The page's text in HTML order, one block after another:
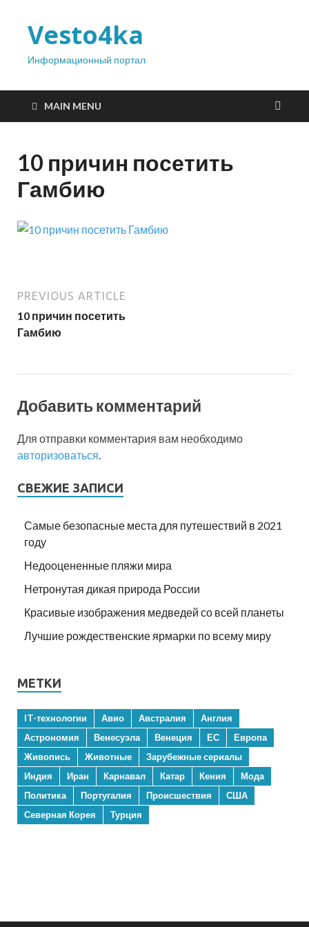
Vesto4ka
Информационный портал
MAIN MENU
10 причин посетить
Гамбию
PREVIOUS ARTICLE
10 причин посетить
Гамбию
Добавить комментарий
Для отправки комментария вам необходимо
авторизоваться
СВЕЖИЕ ЗАПИСИ
Самые безопасные места для путешествий в 2021
году
Недооцененные пляжи мира
Нетронутая дикая природа России
Красивые изображения медведей со всей планеты
Лучшие рождественские ярмарки по всему миру
МЕТКИ
IT-технологии Авио Австралия
Англия
Астрономия
Венесуэла Венеция ЕС
Европа
Живопись
Животные
Зарубежные сериалы
Индия
Иран Карнавал Катар Кения
Мода
Политика
Португалия Происшествия
США
Северная Корея
Турция